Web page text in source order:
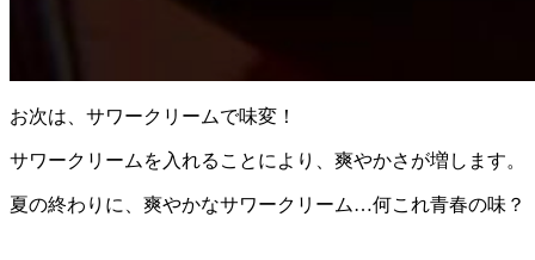
お次は、サワークリームで味変！
サワークリームを入れることにより、爽やかさが増します。
夏の終わりに、爽やかなサワークリーム…何これ青春の味？